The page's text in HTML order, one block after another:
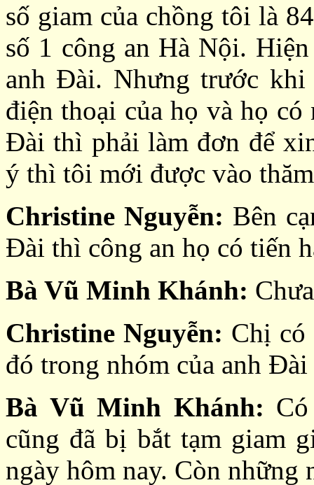
số giam của chồng tôi là
số 1 công an Hà Nội.
anh Đài. Nhưng trước
điện thoại của họ và họ
Đài thì phải làm đơn để
ý thì tôi mới được vào
Christine Nguyễn: Bên
Đài thì công an họ có tiến
Bà Vũ Minh Khánh:
Christine Nguyễn: Chị có
đó trong nhóm của anh
Bà Vũ Minh Khánh:
cũng đã bị bắt tạm giam
ngày hôm nay. Còn